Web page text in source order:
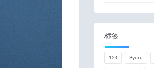
标签
123 Byoru